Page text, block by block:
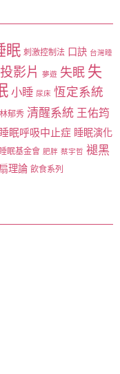
眠 刺激控制法 口訣 台灣睡
影片 夢遊 失眠 失
小睡 尿床 恆定系統
林郁秀 清醒系統 王佑筠
睡眠呼吸中止症 睡眠演化
眠基金會 肥胖 蔡宇哲 褪黑
理論 飲食系列